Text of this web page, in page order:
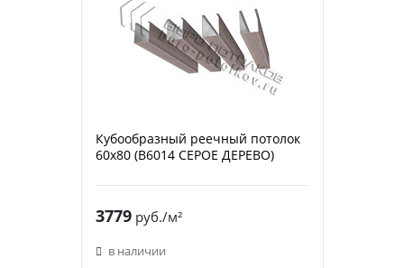
Кубообразный реечный потолок
60х80 (B6014 СЕРОЕ ДЕРЕВО)
3779руб./м²
в наличии